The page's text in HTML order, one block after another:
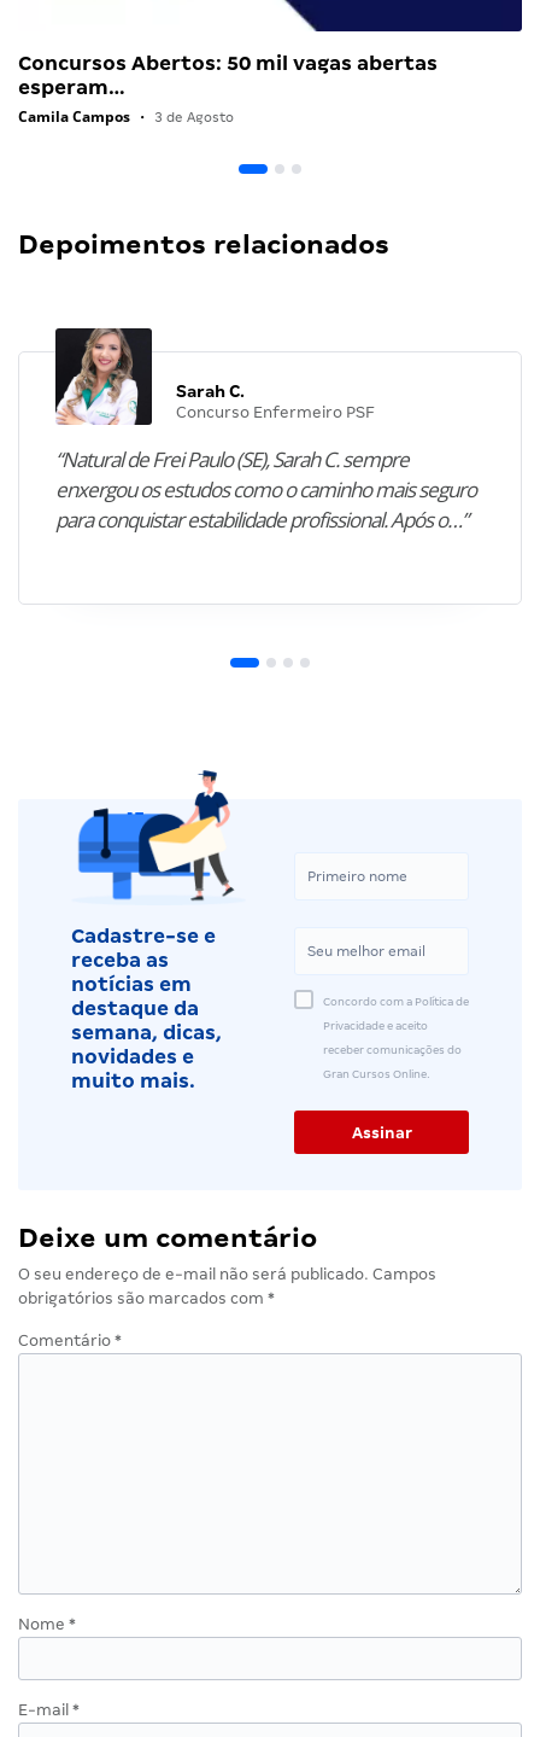
Concursos Abertos: 50 mil vagas abertas
esperam…
Camila Campos • 3 de Agosto
Depoimentos relacionados
Sarah C.
Concurso Enfermeiro PSF
“Natural de Frei Paulo (SE), Sarah C. sempre
enxergou os estudos como o caminho mais seguro
para conquistar estabilidade profissional. Após o…”
Cadastre-se e
receba as
notícias em
destaque da
semana, dicas,
novidades e
muito mais.
Concordo com a Política de
Privacidade e aceito
receber comunicações do
Gran Cursos Online.
Deixe um comentário
O seu endereço de e-mail não será publicado. Campos
obrigatórios são marcados com *
Comentário *
Nome *
E-mail *